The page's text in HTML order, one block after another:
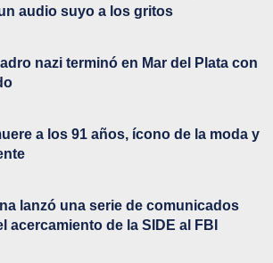
audio suyo a los gritos
nazi terminó en Mar del Plata con
a los 91 años, ícono de la moda y
lanzó una serie de comunicados
acercamiento de la SIDE al FBI